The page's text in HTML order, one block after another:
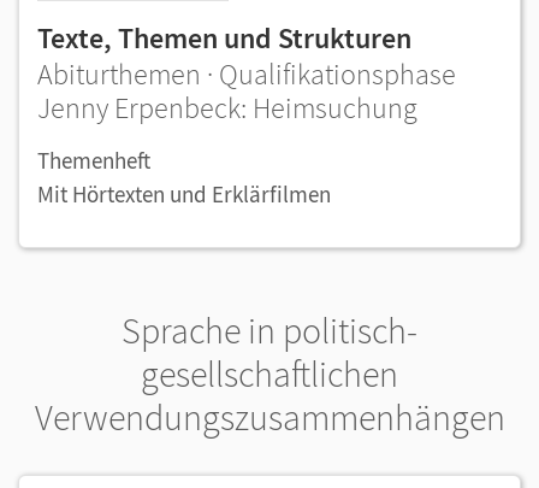
Texte, Themen und Strukturen
Abiturthemen · Qualifikationsphase
Jenny Erpenbeck: Heimsuchung
Themenheft
Mit Hörtexten und Erklärfilmen
Sprache in politisch-
gesellschaftlichen
Verwendungszusammenhängen